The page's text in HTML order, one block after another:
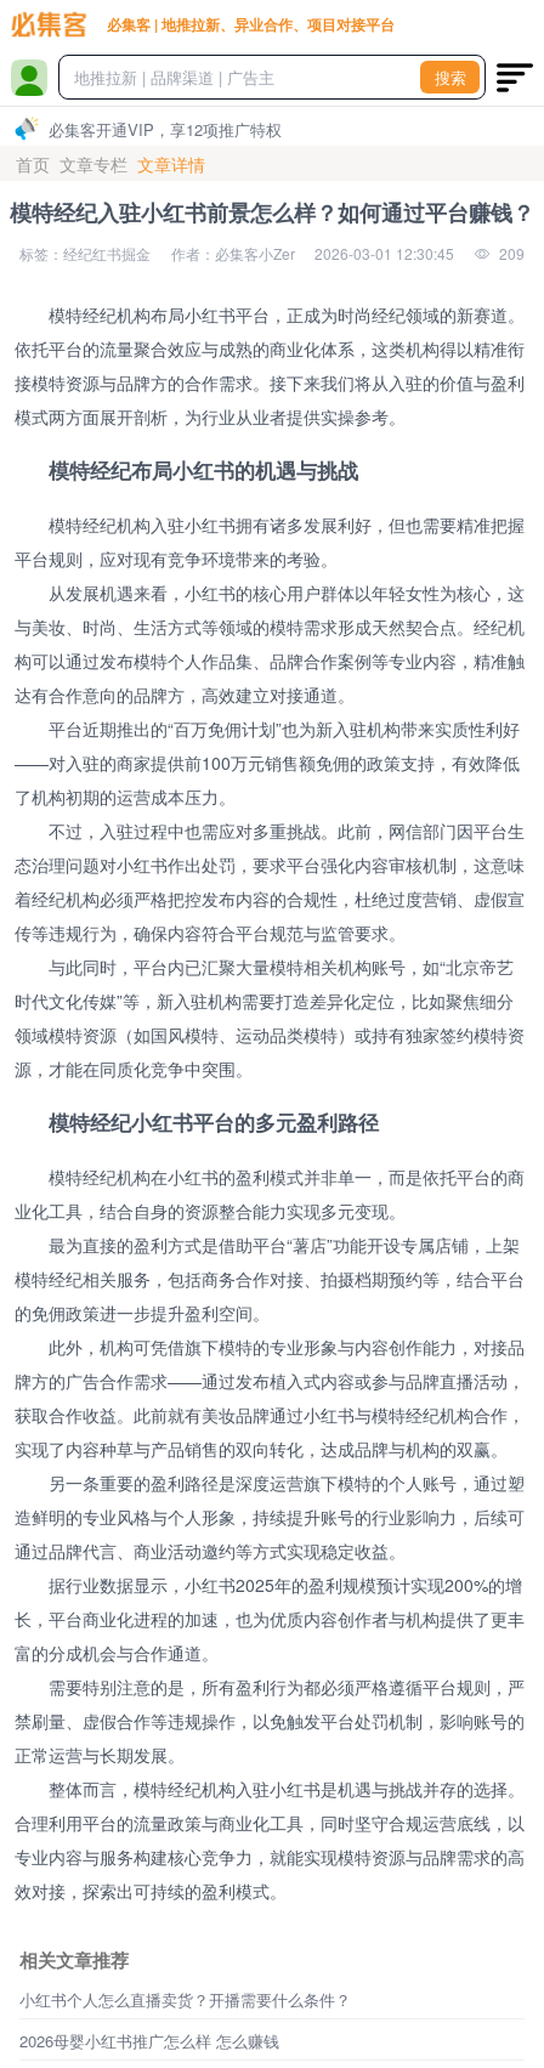
必集客 | 地推拉新、异业合作、项目对接平台
搜索
必集客开通VIP，享12项推广特权
首页 文章专栏 文章详情
模特经纪入驻小红书前景怎么样？如何通过平台赚钱？
标签：经纪红书掘金 作者：必集客小Zer 2026-03-01 12:30:45 209
模特经纪机构布局小红书平台，正成为时尚经纪领域的新赛道。
依托平台的流量聚合效应与成熟的商业化体系，这类机构得以精准衔
接模特资源与品牌方的合作需求。接下来我们将从入驻的价值与盈利
模式两方面展开剖析，为行业从业者提供实操参考。
模特经纪布局小红书的机遇与挑战
模特经纪机构入驻小红书拥有诸多发展利好，但也需要精准把握
平台规则，应对现有竞争环境带来的考验。
从发展机遇来看，小红书的核心用户群体以年轻女性为核心，这
与美妆、时尚、生活方式等领域的模特需求形成天然契合点。经纪机
构可以通过发布模特个人作品集、品牌合作案例等专业内容，精准触
达有合作意向的品牌方，高效建立对接通道。
平台近期推出的“百万免佣计划”也为新入驻机构带来实质性利好
——对入驻的商家提供前100万元销售额免佣的政策支持，有效降低
了机构初期的运营成本压力。
不过，入驻过程中也需应对多重挑战。此前，网信部门因平台生
态治理问题对小红书作出处罚，要求平台强化内容审核机制，这意味
着经纪机构必须严格把控发布内容的合规性，杜绝过度营销、虚假宣
传等违规行为，确保内容符合平台规范与监管要求。
与此同时，平台内已汇聚大量模特相关机构账号，如“北京帝艺
时代文化传媒”等，新入驻机构需要打造差异化定位，比如聚焦细分
领域模特资源（如国风模特、运动品类模特）或持有独家签约模特资
源，才能在同质化竞争中突围。
模特经纪小红书平台的多元盈利路径
模特经纪机构在小红书的盈利模式并非单一，而是依托平台的商
业化工具，结合自身的资源整合能力实现多元变现。
最为直接的盈利方式是借助平台“薯店”功能开设专属店铺，上架
模特经纪相关服务，包括商务合作对接、拍摄档期预约等，结合平台
的免佣政策进一步提升盈利空间。
此外，机构可凭借旗下模特的专业形象与内容创作能力，对接品
牌方的广告合作需求——通过发布植入式内容或参与品牌直播活动，
获取合作收益。此前就有美妆品牌通过小红书与模特经纪机构合作，
实现了内容种草与产品销售的双向转化，达成品牌与机构的双赢。
另一条重要的盈利路径是深度运营旗下模特的个人账号，通过塑
造鲜明的专业风格与个人形象，持续提升账号的行业影响力，后续可
通过品牌代言、商业活动邀约等方式实现稳定收益。
据行业数据显示，小红书2025年的盈利规模预计实现200%的增
长，平台商业化进程的加速，也为优质内容创作者与机构提供了更丰
富的分成机会与合作通道。
需要特别注意的是，所有盈利行为都必须严格遵循平台规则，严
禁刷量、虚假合作等违规操作，以免触发平台处罚机制，影响账号的
正常运营与长期发展。
整体而言，模特经纪机构入驻小红书是机遇与挑战并存的选择。
合理利用平台的流量政策与商业化工具，同时坚守合规运营底线，以
专业内容与服务构建核心竞争力，就能实现模特资源与品牌需求的高
效对接，探索出可持续的盈利模式。
相关文章推荐
小红书个人怎么直播卖货？开播需要什么条件？
2026母婴小红书推广怎么样 怎么赚钱